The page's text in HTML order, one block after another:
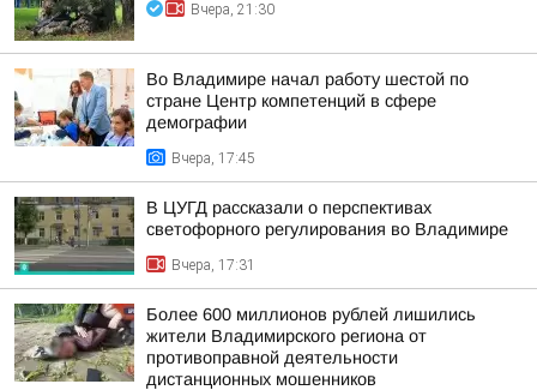
Вчера, 21:30
Во Владимире начал работу шестой по
стране Центр компетенций в сфере
демографии
Вчера, 17:45
В ЦУГД рассказали о перспективах
светофорного регулирования во Владимире
Вчера, 17:31
Более 600 миллионов рублей лишились
жители Владимирского региона от
противоправной деятельности
дистанционных мошенников